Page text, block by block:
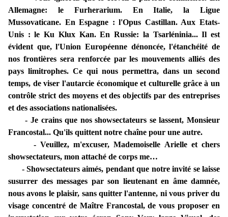
Allemagne: le Furherarium. En Italie, la Ligue
Mussovaticane. En Espagne : l'Opus Castillan. Aux Etats-
Unis : le Ku Klux Kan. En Russie: la Tsarléninia... Il est
évident que, l'Union Européenne dénoncée, l'étanchéité de
nos frontières sera renforcée par les mouvements alliés des
pays limitrophes. Ce qui nous permettra, dans un second
temps, de viser l'autarcie économique et culturelle grâce à un
contrôle strict des moyens et des objectifs par des entreprises
et des associations nationalisées.
- Je crains que nos showsectateurs se lassent, Monsieur
Francostal... Qu'ils quittent notre chaîne pour une autre.
- Veuillez, m'excuser, Mademoiselle Arielle et chers
showsectateurs, mon attaché de corps me…
- Showsectateurs aimés, pendant que notre invité se laisse
susurrer des messages par son lieutenant en âme damnée,
nous avons le plaisir, sans quitter l'antenne, ni vous priver du
visage concentré de Maître Francostal, de vous proposer en